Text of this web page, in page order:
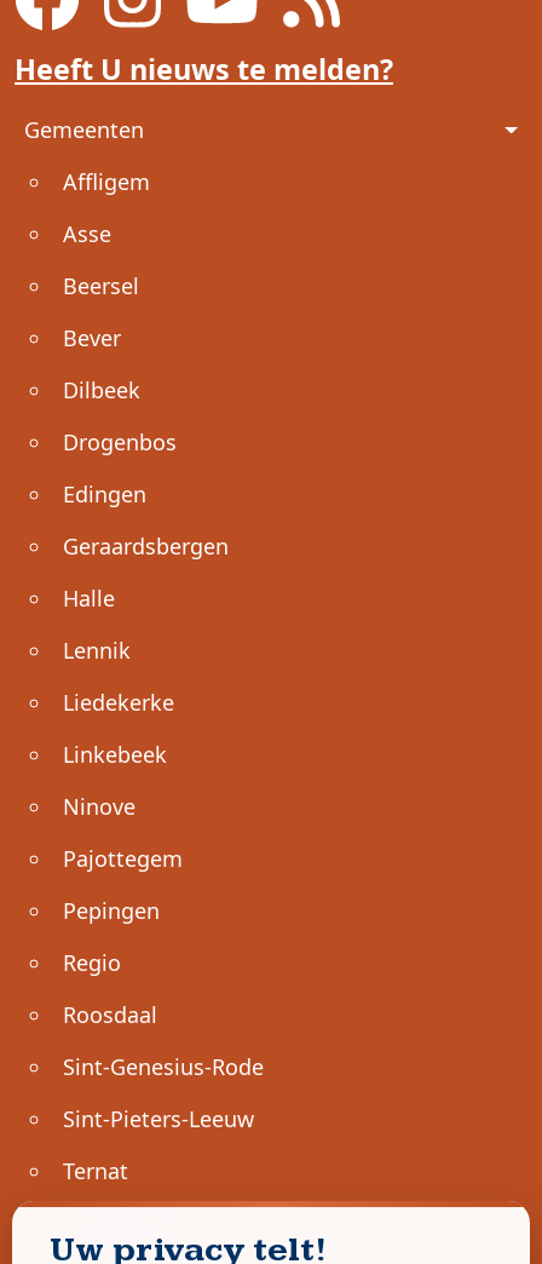
Heeft U nieuws te melden?
Voet
Gemeenten
Affligem
Asse
Beersel
Bever
Dilbeek
Drogenbos
Edingen
Geraardsbergen
Halle
Lennik
Liedekerke
Linkebeek
Ninove
Pajottegem
Pepingen
Regio
Roosdaal
Sint-Genesius-Rode
Sint-Pieters-Leeuw
Ternat
Uw privacy telt!